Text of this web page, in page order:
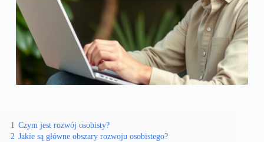
1 Czym jest rozwój osobisty?
2 Jakie są główne obszary rozwoju osobistego?